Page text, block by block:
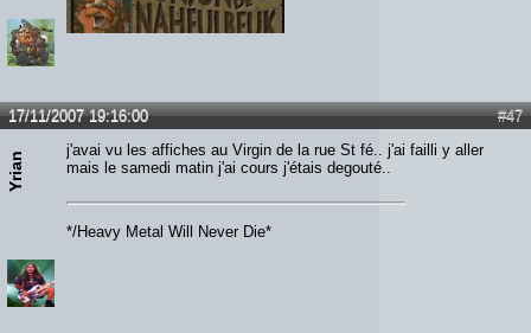
#47
17/11/2007 19:16:00
Yrian
j'avai vu les affiches au Virgin de la rue St fé.. j'ai failli y aller
mais le samedi matin j'ai cours j'étais degouté..
*/Heavy Metal Will Never Die*